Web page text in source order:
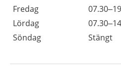
Fredag
Lördag
Söndag
Stängt